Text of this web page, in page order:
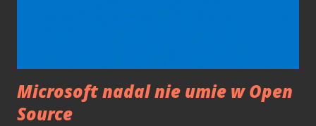
Microsoft nadal nie umie w Open
Source